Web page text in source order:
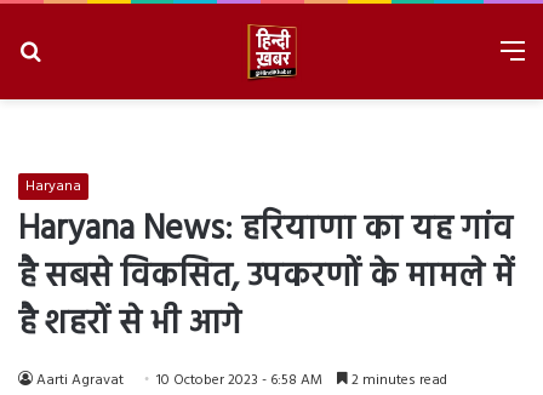
Haryana
Haryana News: हरियाणा का यह गांव
है सबसे विकसित, उपकरणों के मामले में
है शहरों से भी आगे
Aarti Agravat 10 October 2023 - 6:58 AM 2 minutes read